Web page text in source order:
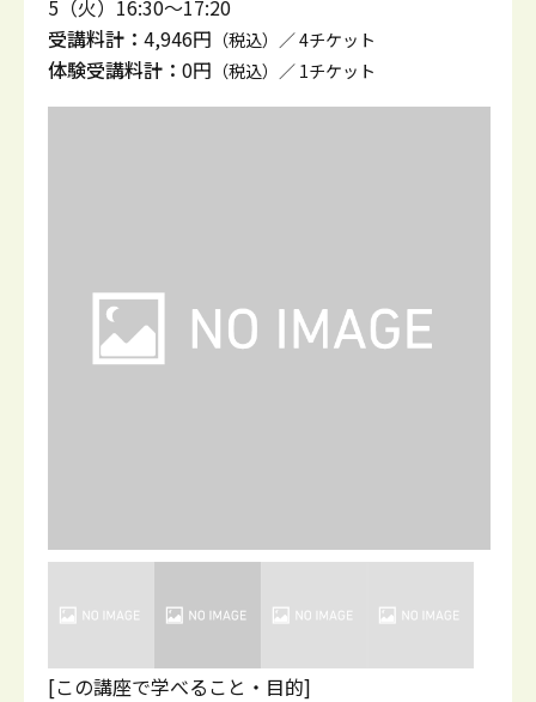
5（火）16:30～17:20
受講料計： 4,946円 （税込）／ 4チケット
体験受講料計： 0円 （税込）／ 1チケット
[この講座で学べること・目的]